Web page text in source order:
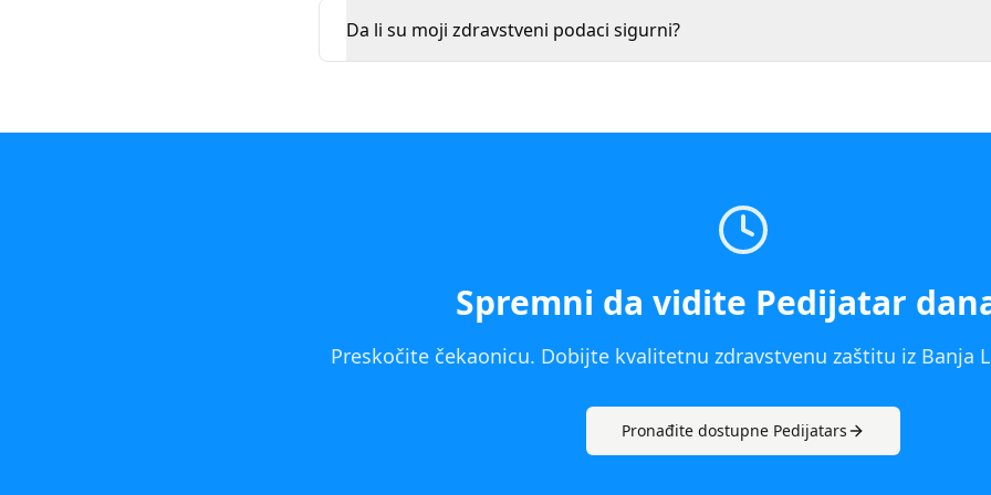
Da li su moji zdravstveni podaci sigurni?
Spremni da vidite Pedijatar
Preskočite čekaonicu. Dobijte kvalitetnu zdravstvenu zaštitu iz Banja
Pronađite dostupne Pedijatars